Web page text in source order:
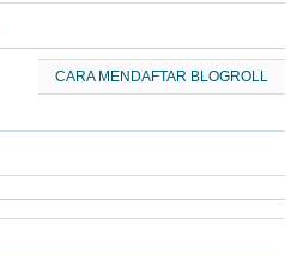
CARA MENDAFTAR BLOGROLL